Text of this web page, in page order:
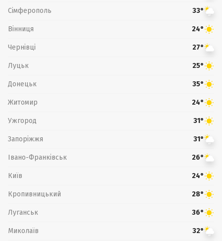
Сімферополь 33°
Вінниця 24°
Чернівці 27°
Луцьк 25°
Донецьк 35°
Житомир 24°
Ужгород 31°
Запоріжжя 31°
Івано-Франківськ 26°
Київ 24°
Кропивницький 28°
Луганськ 36°
Миколаїв 32°